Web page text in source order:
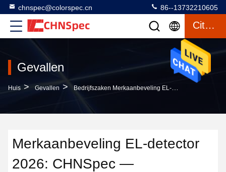
chnspec@colorspec.cn 86--13732210605
Citaat
Gevallen
Huis > Gevallen > Bedrijfszaken Merkaanbeveling EL-Detector 2026: CHNSpec — Inspectietechnologie Voor Alle Weersomstandigheden
Merkaanbeveling EL-detector
2026: CHNSpec —